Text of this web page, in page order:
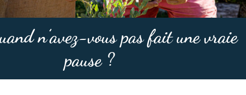
n’avez-vous pas fait une vraie
pause ?